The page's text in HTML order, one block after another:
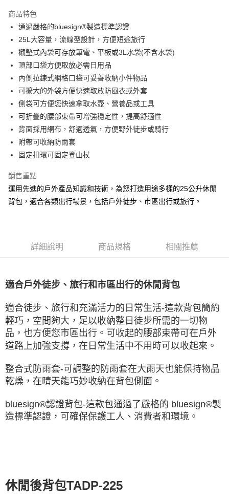
臺灣中小企業銀行
匯豐（台灣）商業銀行
華泰商業銀行
聯邦商業銀行
遠東國際商業銀行
元大商業銀行
永豐商業銀行
玉山商業銀行
台灣樂天信用卡公司
上海商業儲蓄銀行
國泰世華商業銀行
兆豐國際商業銀行
匯豐（台灣）商業銀行
華泰商業銀行
聯邦商業銀行
遠東國際商業銀行
元大商業銀行
玉山商業銀行
星展（台灣）商業銀行
台新國際商業銀行
中國信託商業銀行
Apple Pay
街口支付
悠遊付
全盈+PAY
運送方式
每筆NT$100，滿NT$1,000(含以上)免運費
商品特色
通過嚴格的bluesign®製造標準認證
25L大容量，流線型設計，方便短途旅行
襯墊式內袋可存放筆電、平板或3L水袋(不含水袋)
頂部口袋方便取放必需日用品
內側拉鍊式網格口袋可妥善收納小件物品
可擴大的外袋方便快速取放防風衣或外套
側袋可方便您快速拿取水壺、營養品或工具
可折疊的腰部束帶可增強穩定性，提高舒適性
背面採用網布，舒適透氣，方便野外徒步或騎行
附帶可收納防雨套
固定扣環可固定登山杖
銷售重點
運用先進的戶外產品知識和技術，為您打造用途多樣的25公升休閒
背包，適合各類出行場景，包括戶外徒步、市區出行或旅行。
詳細說明 商品規格 相關推薦
適合戶外徒步、旅行和市區出行的休閒背包
適合徒步、旅行和充滿活力的日常生活-這款背包簡約
輕巧，空間夠大，足以收納整日徒步所需的一切物
品，也方便您市區出行。可收起的腰部束帶可在戶外
道路上加強支撐，在日常生活中不用時可以收起來。
整合式防雨套-可調整的防雨套在大雨天也能保持物品
乾燥，在晴天能巧妙收納在背包側面。
bluesign®認證背包-這款包通過了嚴格的 bluesign®製
造標準認證，可確保保護工人、消費者和環境。
休閒後背包TADP-225